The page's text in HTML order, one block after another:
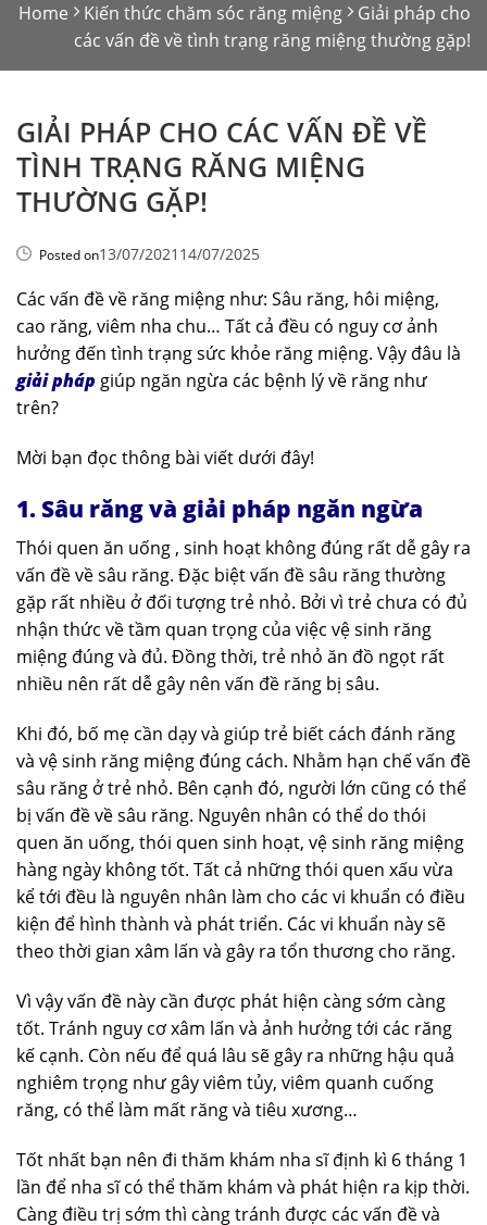
Home
Kiến thức chăm sóc răng miệng
Giải pháp cho
các vấn đề về tình trạng răng miệng thường gặp!
GIẢI PHÁP CHO CÁC VẤN ĐỀ VỀ
TÌNH TRẠNG RĂNG MIỆNG
THƯỜNG GẶP!
Posted on13/07/2021 14/07/2025
Các vấn đề về răng miệng như: Sâu răng, hôi miệng,
cao răng, viêm nha chu… Tất cả đều có nguy cơ ảnh
hưởng đến tình trạng sức khỏe răng miệng. Vậy đâu là
giải pháp giúp ngăn ngừa các bệnh lý về răng như
trên?
Mời bạn đọc thông bài viết dưới đây!
1. Sâu răng và giải pháp ngăn ngừa
Thói quen ăn uống , sinh hoạt không đúng rất dễ gây ra
vấn đề về sâu răng. Đặc biệt vấn đề sâu răng thường
gặp rất nhiều ở đối tượng trẻ nhỏ. Bởi vì trẻ chưa có đủ
nhận thức về tầm quan trọng của việc vệ sinh răng
miệng đúng và đủ. Đồng thời, trẻ nhỏ ăn đồ ngọt rất
nhiều nên rất dễ gây nên vấn đề răng bị sâu.
Khi đó, bố mẹ cần dạy và giúp trẻ biết cách đánh răng
và vệ sinh răng miệng đúng cách. Nhằm hạn chế vấn đề
sâu răng ở trẻ nhỏ. Bên cạnh đó, người lớn cũng có thể
bị vấn đề về sâu răng. Nguyên nhân có thể do thói
quen ăn uống, thói quen sinh hoạt, vệ sinh răng miệng
hàng ngày không tốt. Tất cả những thói quen xấu vừa
kể tới đều là nguyên nhân làm cho các vi khuẩn có điều
kiện để hình thành và phát triển. Các vi khuẩn này sẽ
theo thời gian xâm lấn và gây ra tổn thương cho răng.
Vì vậy vấn đề này cần được phát hiện càng sớm càng
tốt. Tránh nguy cơ xâm lấn và ảnh hưởng tới các răng
kế cạnh. Còn nếu để quá lâu sẽ gây ra những hậu quả
nghiêm trọng như gây viêm tủy, viêm quanh cuống
răng, có thể làm mất răng và tiêu xương…
Tốt nhất bạn nên đi thăm khám nha sĩ định kì 6 tháng 1
lần để nha sĩ có thể thăm khám và phát hiện ra kịp thời.
Càng điều trị sớm thì càng tránh được các vấn đề và